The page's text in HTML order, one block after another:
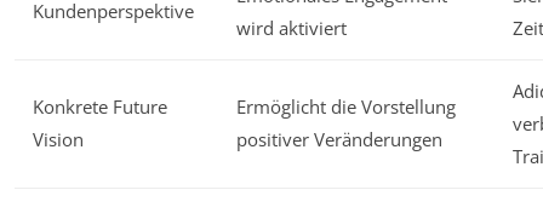
Kundenperspektive
wird aktiviert
Konkrete Future
Vision
Ermöglicht die Vorstellung
positiver Veränderungen